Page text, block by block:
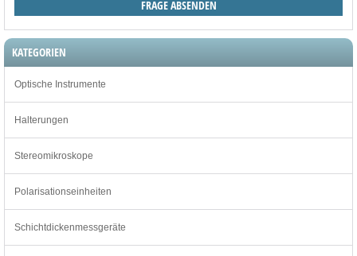
KATEGORIEN
Optische Instrumente
Halterungen
Stereomikroskope
Polarisationseinheiten
Schichtdickenmessgeräte